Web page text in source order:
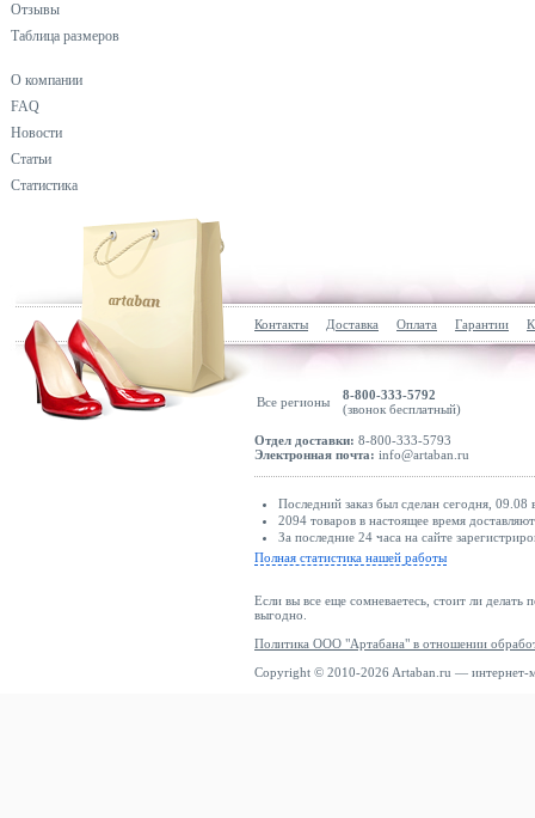
Отзывы
Таблица размеров
О компании
FAQ
Новости
Статьи
Статистика
Контакты Доставка Оплата Гарантии
Все регионы
8-800-333-5792
(звонок бесплатный)
Отдел доставки: 8-800-333-5793
Электронная почта: info@artaban.ru
Последний заказ был сделан сегодня, 09.08
2094 товаров в настоящее время
За последние 24 часа на сайте
Полная статистика нашей работы
Если вы все еще сомневаетесь, стоит ли делать
выгодно.
Политика ООО "Артабана" в отношении
Copyright © 2010-2026 Artaban.ru — интернет-